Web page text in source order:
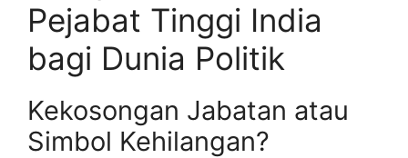
Pejabat Tinggi India
bagi Dunia Politik
Kekosongan Jabatan atau
Simbol Kehilangan?